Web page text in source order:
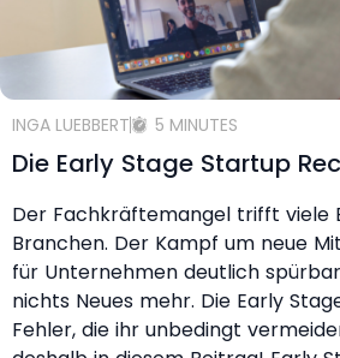
INGA LUEBBERT 5 MINUTES
Die Early Stage Startup
Der Fachkräftemangel trifft viele
Branchen. Der Kampf um neue
für Unternehmen deutlich
nichts Neues mehr. Die Early
Fehler, die ihr unbedingt